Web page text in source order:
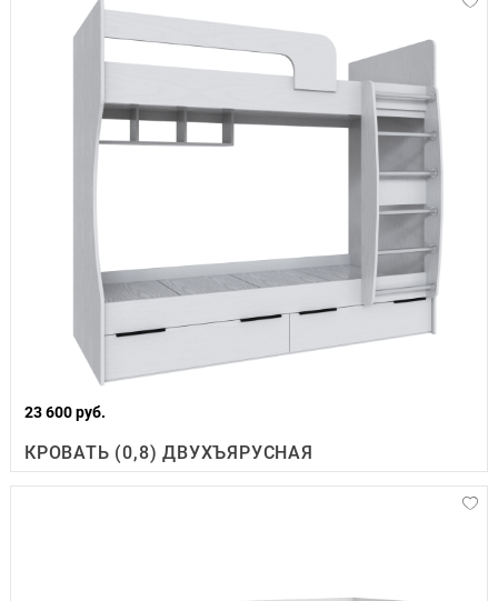
23 600 руб.
КРОВАТЬ (0,8) ДВУХЪЯРУСНАЯ